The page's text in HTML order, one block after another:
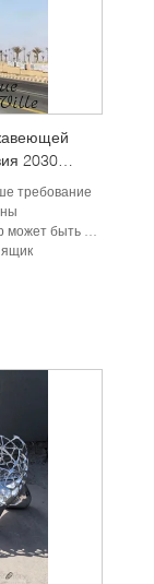
2030
требование
настроен